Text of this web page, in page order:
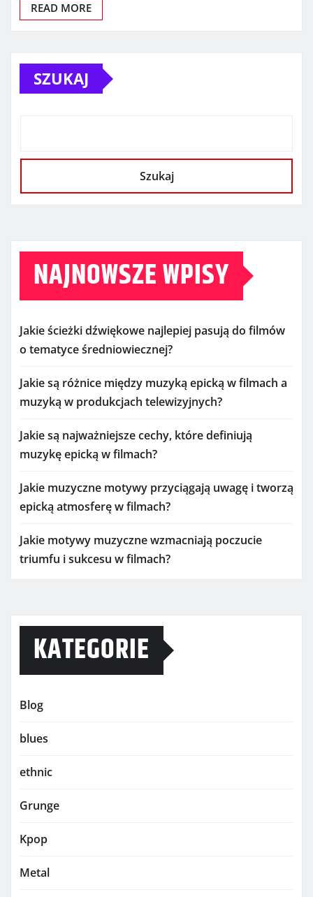
READ MORE
SZUKAJ
Szukaj
NAJNOWSZE WPISY
Jakie ścieżki dźwiękowe najlepiej pasują do filmów
o tematyce średniowiecznej?
Jakie są różnice między muzyką epicką w filmach a
muzyką w produkcjach telewizyjnych?
Jakie są najważniejsze cechy, które definiują
muzykę epicką w filmach?
Jakie muzyczne motywy przyciągają uwagę i tworzą
epicką atmosferę w filmach?
Jakie motywy muzyczne wzmacniają poczucie
triumfu i sukcesu w filmach?
KATEGORIE
Blog
blues
ethnic
Grunge
Kpop
Metal